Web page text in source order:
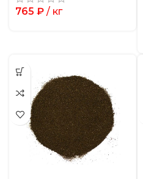
765 ₽ / кг